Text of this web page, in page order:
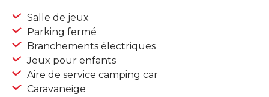
Salle de jeux
Parking fermé
Branchements électriques
Jeux pour enfants
Aire de service camping car
Caravaneige